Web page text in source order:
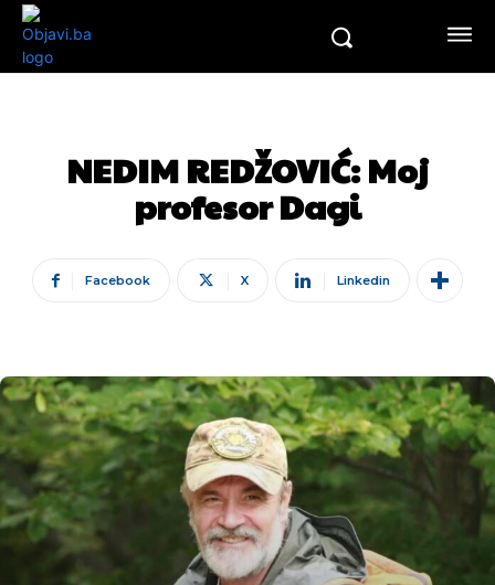
NEDIM REDŽOVIĆ: Moj
profesor Dagi
Facebook X Linkedin